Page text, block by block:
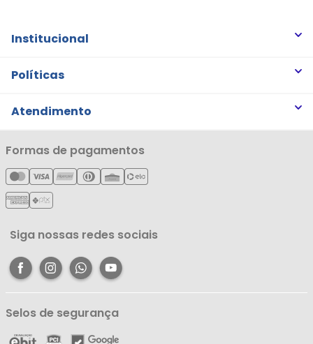
Institucional
Quem somos
Notícias
Cartão Líderzan
Políticas
Trocas e Devoluções
Política de Privacidade
Política de Entrega
Política de Reembolso
Atendimento
Minha Conta
Meus Pedidos
Meus Favoritos
Central de Atendimento
Formas de pagamentos
Siga nossas redes sociais
Selos de segurança